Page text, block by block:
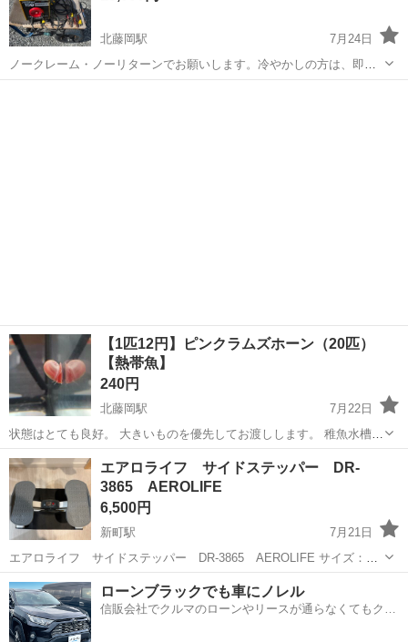
北藤岡駅
7月24日
ノークレーム・ノーリターンでお願いします。冷やかしの方は、即ブ
ロック・通報致します‼️ 100v200v、どちらも使えます。 動作確認済
【1匹12円】ピンクラムズホーン（20匹）
【熱帯魚】
240円
北藤岡駅
7月22日
状態はとても良好。 大きいものを優先してお渡しします。 稚魚水槽等
での残餌処理で飼っている間に増えたものです。 ラムズホーンを飼っ
ている水槽で白点病・穴あきその他病気は1年以上出ていないので こ
の個体から病気...
群馬 藤岡市 北藤岡駅 その他 ピンクラムズホーン
エアロライフ サイドステッパー DR-
3865 AEROLIFE
6,500円
新町駅
7月21日
エアロライフ サイドステッパー DR-3865 AEROLIFE サイズ：
（約）幅50×奥行32×高さ26ｃｍ ≪状態≫ ・クリーニング済です。 ・
単4電池1本使用 ※中古品のため傷、落ち切らない汚れがございま
す。...
群馬 藤岡市 新町駅 その他
ローンブラックでも車にノレル
信販会社でクルマのローンやリースが通らなくてもクル